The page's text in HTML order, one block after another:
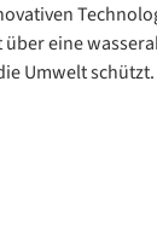
eine
Umwelt schützt.